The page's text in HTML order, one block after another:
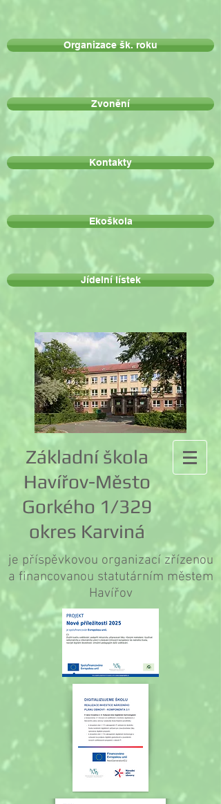
Organizace šk. roku
Zvonění
Kontakty
Ekoškola
Jídelní lístek
Základní škola
Havířov-Město
Gorkého 1/329
okres Karviná
je příspěvkovou organizací zřízenou
a financovanou statutárním městem
Havířov